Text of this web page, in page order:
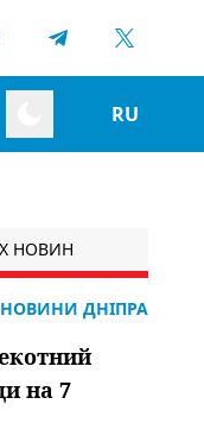
RU
НОВИН
НОВИНИ ДНІПРА
на 7